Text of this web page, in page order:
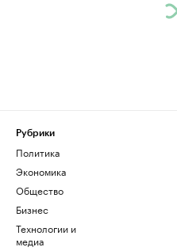
Рубрики
Политика
Экономика
Общество
Бизнес
Технологии и
медиа